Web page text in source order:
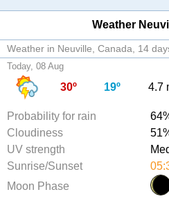
Weather
Weather in Neuville, Canada 14
Today, 08 Aug
30º 19º 4.7
Probability for rain
Cloudiness
UV strength
Sunrise/Sunset
Moon Phase